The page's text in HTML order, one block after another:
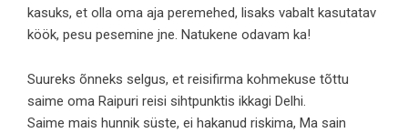
kasuks, et olla oma aja peremehed, lisaks vabalt kasutatav
köök, pesu pesemine jne. Natukene odavam ka!
Suureks õnneks selgus, et reisifirma kohmekuse tõttu
saime oma Raipuri reisi sihtpunktis ikkagi Delhi.
Saime mais hunnik süste, ei hakanud riskima, Ma sain